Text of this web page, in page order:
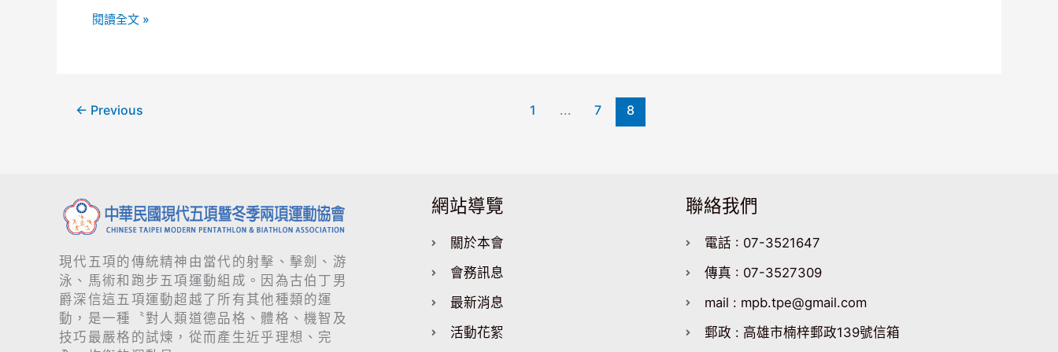
閱讀全文 »
← Previous 1 ... 7 8
現代五項的傳統精神由當代的射擊、擊劍、游
泳、馬術和跑步五項運動組成。因為古伯丁男
爵深信這五項運動超越了所有其他種類的運
動，是一種〝對人類道德品格、體格、機智及
技巧最嚴格的試煉，從而產生近乎理想、完
網站導覽
關於本會
會務訊息
最新消息
活動花絮
聯絡我們
電話 : 07-3521647
傳真 : 07-3527309
mail : mpb.tpe@gmail.com
郵政 : 高雄市楠梓郵政139號信箱